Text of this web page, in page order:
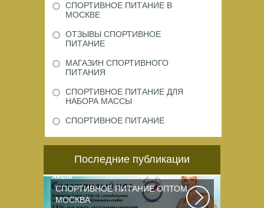
СПОРТИВНОЕ ПИТАНИЕ В
МОСКВЕ
ОТЗЫВЫ СПОРТИВНОЕ
ПИТАНИЕ
МАГАЗИН СПОРТИВНОГО
ПИТАНИЯ
СПОРТИВНОЕ ПИТАНИЕ ДЛЯ
НАБОРА МАССЫ
СПОРТИВНОЕ ПИТАНИЕ
Последние публикации
СПОРТИВНОЕ ПИТАНИЕ ОПТОМ
МОСКВА